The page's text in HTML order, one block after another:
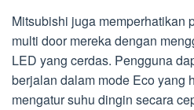
Mitsubishi juga memperhatikan
multi door mereka dengan
LED yang cerdas. Pengguna
berjalan dalam mode Eco yang
mengatur suhu dingin secara